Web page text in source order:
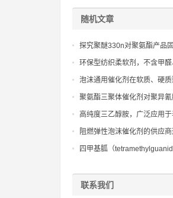
随机文章
探究聚醚330n对聚氨酯产品
和物理机械性能的影响
环保型纺织柔软剂，不含甲
oeko-tex standard 100标准
泡沫通用催化剂在软质、硬
产中的核心作用
聚氨酯三聚体催化剂对聚异
孔率和抗压强度的影响研究。
高纯度三乙醇胺，广泛应用于
切削液和水泥助磨剂
阻燃弹性泡沫催化剂的供应
到可靠的合作伙伴
四甲基胍（
联系我们